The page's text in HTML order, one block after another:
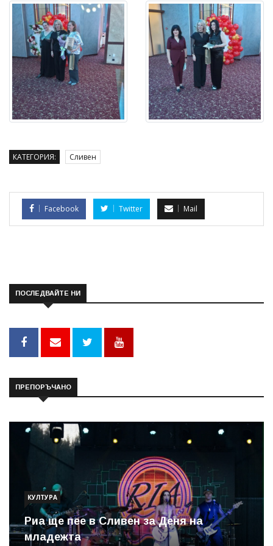
КАТЕГОРИЯ: Сливен
Facebook Twitter Mail
ПОСЛЕДВАЙТЕ НИ
ПРЕПОРЪЧАНО
КУЛТУРА
Риа ще пее в Сливен за Деня на
младежта